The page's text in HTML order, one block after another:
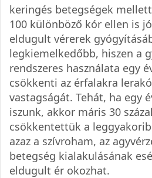
keringés betegségek
100 különböző kór ellen is
eldugult vérerek
legkiemelkedőbb, hiszen a
rendszeres használata egy
csökkenti az érfalakra
vastagságát. Tehát, ha egy
iszunk, akkor máris 30
csökkentettük a
azaz a szívroham, az
betegség kialakulásának
eldugult ér okozhat.